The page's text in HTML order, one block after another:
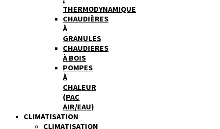
THERMODYNAMIQUE
CHAUDIÈRES
À
GRANULES
CHAUDIERES
À BOIS
POMPES
À
CHALEUR
(PAC
AIR/EAU)
CLIMATISATION
CLIMATISATION